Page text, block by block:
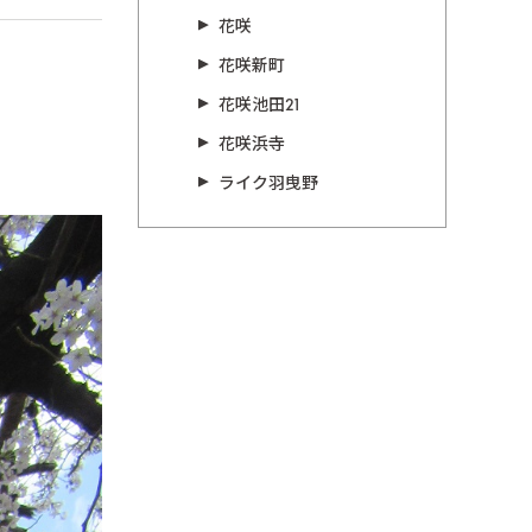
花咲
花咲新町
花咲池田21
花咲浜寺
ライク羽曳野